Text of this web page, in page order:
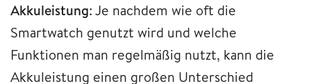
Akkuleistung: Je nachdem wie oft die
Smartwatch genutzt wird und welche
Funktionen man regelmäßig nutzt, kann die
Akkuleistung einen großen Unterschied